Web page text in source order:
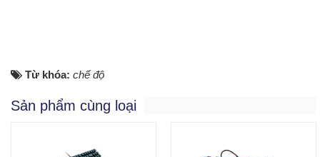
Từ khóa: chế độ
Sản phẩm cùng loại